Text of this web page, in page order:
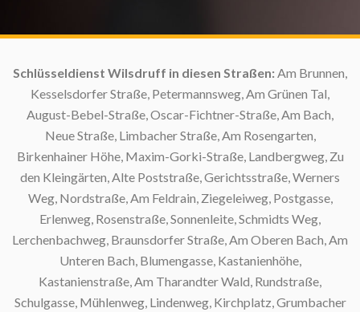
Schlüsseldienst Wilsdruff in diesen Straßen:Am Brunnen,
Kesselsdorfer Straße, Petermannsweg, Am Grünen Tal,
August-Bebel-Straße, Oscar-Fichtner-Straße, Am Bach,
Neue Straße, Limbacher Straße, Am Rosengarten,
Birkenhainer Höhe, Maxim-Gorki-Straße, Landbergweg, Zu
den Kleingärten, Alte Poststraße, Gerichtsstraße, Werners
Weg, Nordstraße, Am Feldrain, Ziegeleiweg, Postgasse,
Erlenweg, Rosenstraße, Sonnenleite, Schmidts Weg,
Lerchenbachweg, Braunsdorfer Straße, Am Oberen Bach, Am
Unteren Bach, Blumengasse, Kastanienhöhe,
Kastanienstraße, Am Tharandter Wald, Rundstraße,
Schulgasse, Mühlenweg, Lindenweg, Kirchplatz, Grumbacher